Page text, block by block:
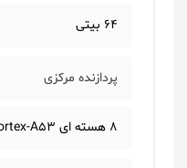
64 بیتی
پردازنده مرکزی
8 هسته ای Cortex-A53